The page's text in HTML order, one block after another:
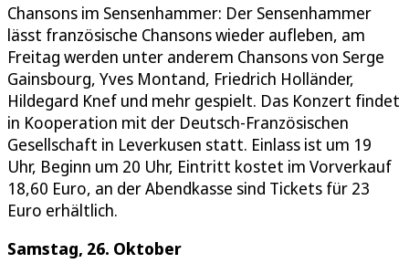
Chansons im Sensenhammer: Der Sensenhammer
lässt französische Chansons wieder aufleben, am
Freitag werden unter anderem Chansons von Serge
Gainsbourg, Yves Montand, Friedrich Holländer,
Hildegard Knef und mehr gespielt. Das Konzert findet
in Kooperation mit der Deutsch-Französischen
Gesellschaft in Leverkusen statt. Einlass ist um 19
Uhr, Beginn um 20 Uhr, Eintritt kostet im Vorverkauf
18,60 Euro, an der Abendkasse sind Tickets für 23
Euro erhältlich.
Samstag, 26. Oktober